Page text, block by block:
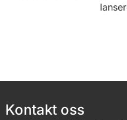
Kontakt oss